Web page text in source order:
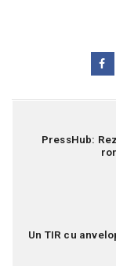
PressHub:
Un TIR cu